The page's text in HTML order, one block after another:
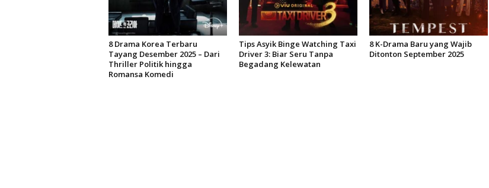
8 Drama Korea Terbaru
Tayang Desember 2025 – Dari
Thriller Politik hingga
Romansa Komedi
Tips Asyik Binge Watching Taxi
Driver 3: Biar Seru Tanpa
Begadang Kelewatan
8 K-Drama Baru yang Wajib
Ditonton September 2025